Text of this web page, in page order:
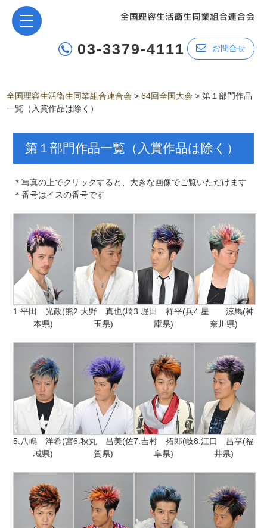
03-3379-4111 お問合せ
全国理容生活衛生同業組合連合会 >64回全国大会 >第１部門作品
一覧（入賞作品は除く）
第１部門作品一覧（入賞作品は除く）
＊写真の上でクリックすると、大きな画像でご覧いただけます
＊番号はイスの番号です
1.平田 光政(熊
本県)
2.大野 真也(埼
玉県)
3.堀田 祥平(兵
庫県)
4.星 涼馬(神
奈川県)
5.八嶋 洋希(宮
城県)
6.秋丸 昌美(佐
賀県)
7.吉村 拓郎(岐
阜県)
8.江口 昌享(福
井県)